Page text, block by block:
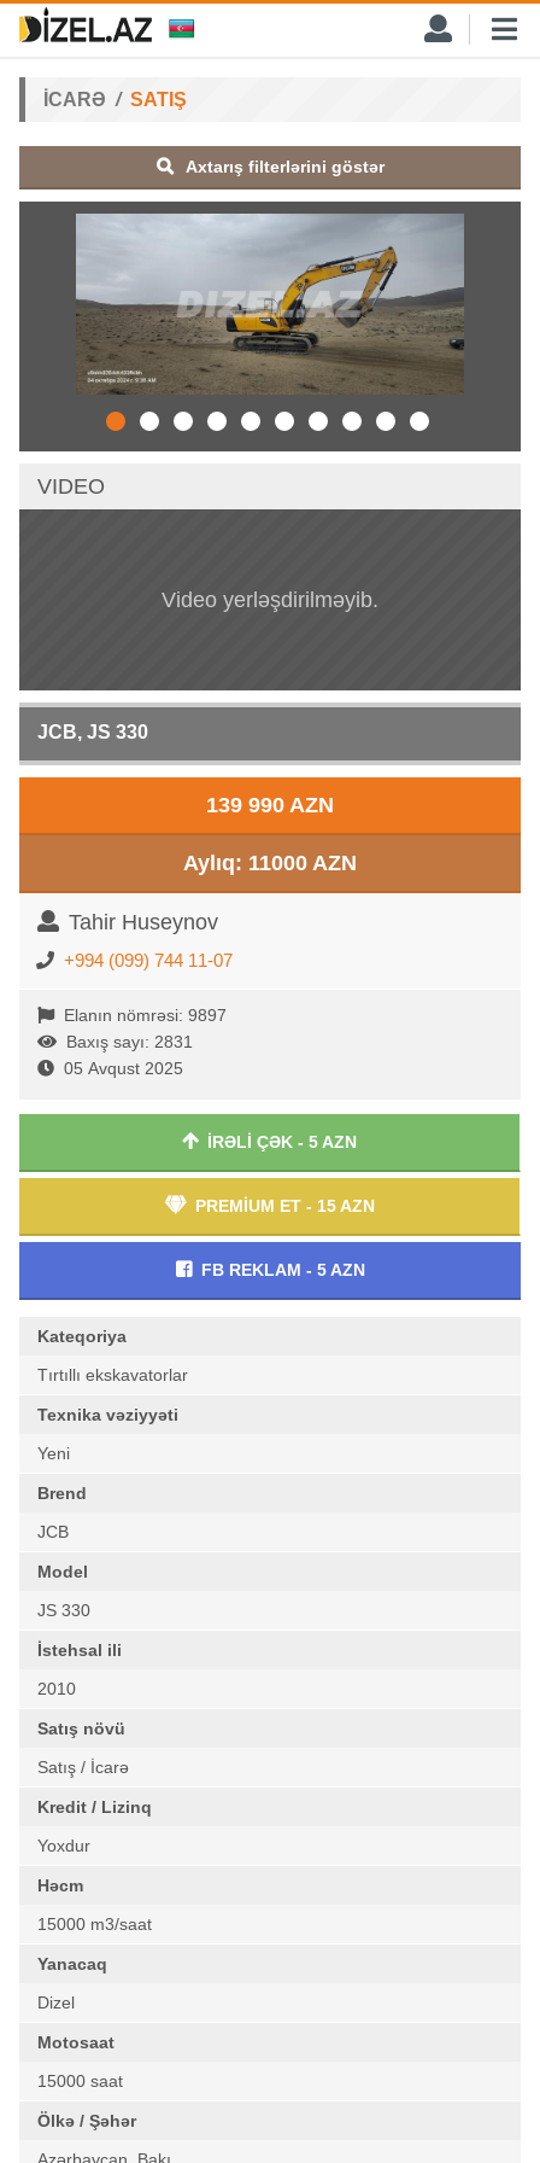
İCARƏ SATIŞ
Axtarış filterlərini göstər
VIDEO
Video yerləşdirilməyib.
JCB, JS 330
139 990 AZN
Aylıq: 11000 AZN
Tahir Huseynov
+994 (099) 744 11-07
Elanın nömrəsi: 9897
Baxış sayı: 2831
05 Avqust 2025
İRƏLİ ÇƏK - 5 AZN
PREMİUM ET - 15 AZN
FB REKLAM - 5 AZN
Kateqoriya
Tırtıllı ekskavatorlar
Texnika vəziyyəti
Yeni
Brend
JCB
Model
JS 330
İstehsal ili
2010
Satış növü
Satış / İcarə
Kredit / Lizinq
Yoxdur
Həcm
15000 m3/saat
Yanacaq
Dizel
Motosaat
15000 saat
Ölkə / Şəhər